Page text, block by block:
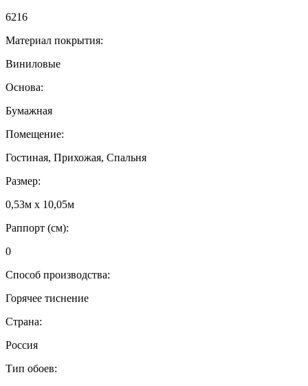
6216
Материал покрытия:
Виниловые
Основа:
Бумажная
Помещение:
Гостиная, Прихожая, Спальня
Размер:
0,53м x 10,05м
Раппорт (см):
0
Способ производства:
Горячее тиснение
Страна:
Россия
Тип обоев: